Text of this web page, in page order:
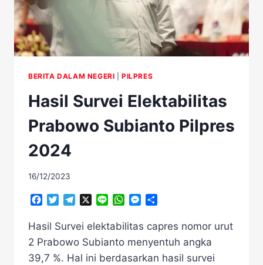
BERITA DALAM NEGERI |PILPRES
Hasil Survei Elektabilitas
Prabowo Subianto Pilpres
2024
16/12/2023
Facebook
TwitterTelegramLine WhatsAppMessenger
Hasil Survei elektabilitas capres nomor urut
2 Prabowo Subianto menyentuh angka
39,7 %. Hal ini berdasarkan hasil survei